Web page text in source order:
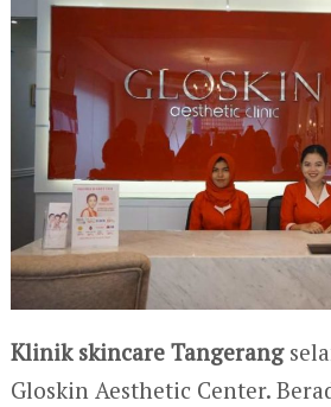
Klinik skincare Tangerang
Gloskin Aesthetic Center.